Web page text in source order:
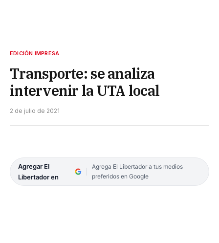
EDICIÓN IMPRESA
Transporte: se analiza
intervenir la UTA local
2 de julio de 2021
Agregar El
Libertador en
Agrega El Libertador a tus medios
preferidos en Google